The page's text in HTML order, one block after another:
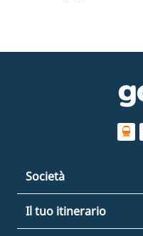
Società
Il tuo itinerario